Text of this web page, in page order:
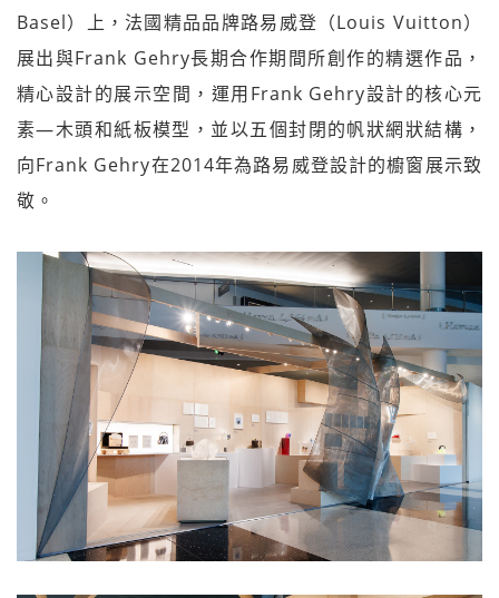
Basel）上，法國精品品牌路易威登（Louis Vuitton）
展出與Frank Gehry長期合作期間所創作的精選作品，
精心設計的展示空間，運用Frank Gehry設計的核心元
素—木頭和紙板模型，並以五個封閉的帆狀網狀結構，
向Frank Gehry在2014年為路易威登設計的櫥窗展示致
敬。